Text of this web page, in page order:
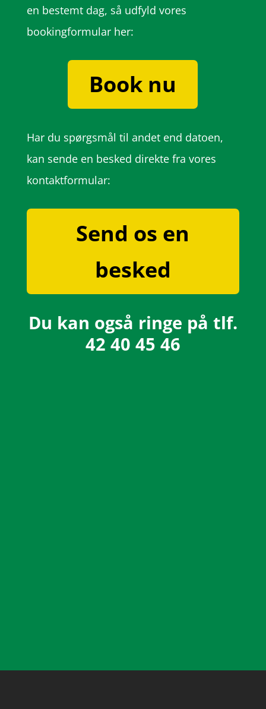
en bestemt dag, så udfyld vores
bookingformular her:
Book nu
Har du spørgsmål til andet end datoen,
kan sende en besked direkte fra vores
kontaktformular:
Send os en
besked
Du kan også ringe på tlf.
42 40 45 46